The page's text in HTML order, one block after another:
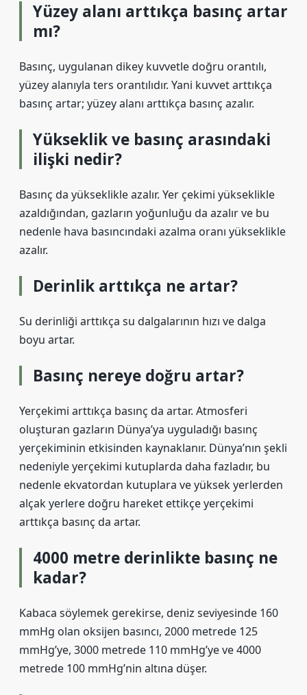
Yüzey alanı arttıkça basınç artar
mı?
Basınç, uygulanan dikey kuvvetle doğru orantılı,
yüzey alanıyla ters orantılıdır. Yani kuvvet arttıkça
basınç artar; yüzey alanı arttıkça basınç azalır.
Yükseklik ve basınç arasındaki
ilişki nedir?
Basınç da yükseklikle azalır. Yer çekimi yükseklikle
azaldığından, gazların yoğunluğu da azalır ve bu
nedenle hava basıncındaki azalma oranı yükseklikle
azalır.
Derinlik arttıkça ne artar?
Su derinliği arttıkça su dalgalarının hızı ve dalga
boyu artar.
Basınç nereye doğru artar?
Yerçekimi arttıkça basınç da artar. Atmosferi
oluşturan gazların Dünya’ya uyguladığı basınç
yerçekiminin etkisinden kaynaklanır. Dünya’nın şekli
nedeniyle yerçekimi kutuplarda daha fazladır, bu
nedenle ekvatordan kutuplara ve yüksek yerlerden
alçak yerlere doğru hareket ettikçe yerçekimi
arttıkça basınç da artar.
4000 metre derinlikte basınç ne
kadar?
Kabaca söylemek gerekirse, deniz seviyesinde 160
mmHg olan oksijen basıncı, 2000 metrede 125
mmHg’ye, 3000 metrede 110 mmHg’ye ve 4000
metrede 100 mmHg’nin altına düşer.